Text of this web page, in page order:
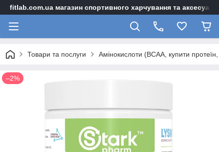
fitlab.com.ua магазин спортивного харчування та
Товари та послуги Амінокислоти (BCAA, купити
–2%